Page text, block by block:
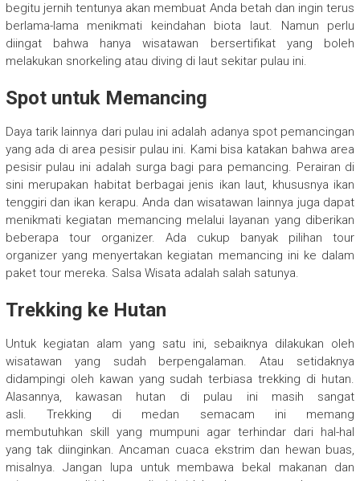
begitu jernih tentunya akan membuat Anda betah dan ingin terus
berlama-lama menikmati keindahan biota laut. Namun perlu
diingat bahwa hanya wisatawan bersertifikat yang boleh
melakukan snorkeling atau diving di laut sekitar pulau ini.
Spot untuk Memancing
Daya tarik lainnya dari pulau ini adalah adanya spot pemancingan
yang ada di area pesisir pulau ini. Kami bisa katakan bahwa area
pesisir pulau ini adalah surga bagi para pemancing. Perairan di
sini merupakan habitat berbagai jenis ikan laut, khususnya ikan
tenggiri dan ikan kerapu. Anda dan wisatawan lainnya juga dapat
menikmati kegiatan memancing melalui layanan yang diberikan
beberapa tour organizer. Ada cukup banyak pilihan tour
organizer yang menyertakan kegiatan memancing ini ke dalam
paket tour mereka. Salsa Wisata adalah salah satunya.
Trekking ke Hutan
Untuk kegiatan alam yang satu ini, sebaiknya dilakukan oleh
wisatawan yang sudah berpengalaman. Atau setidaknya
didampingi oleh kawan yang sudah terbiasa trekking di hutan.
Alasannya, kawasan hutan di pulau ini masih sangat
asli. Trekking di medan semacam ini memang
membutuhkan skill yang mumpuni agar terhindar dari hal-hal
yang tak diinginkan. Ancaman cuaca ekstrim dan hewan buas,
misalnya. Jangan lupa untuk membawa bekal makanan dan